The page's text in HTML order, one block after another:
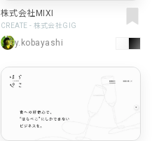
株式会社MIXI
CREATE - 株式会社GIG
y.kobayashi